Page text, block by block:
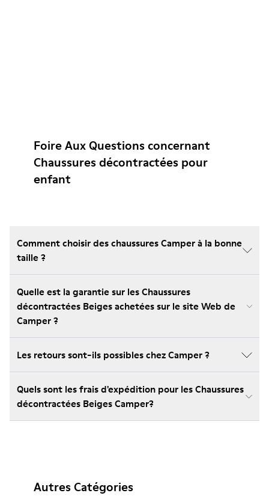
Foire Aux Questions concernant
Chaussures décontractées pour
enfant
Comment choisir des chaussures Camper à la bonne
taille ?
Quelle est la garantie sur les Chaussures
décontractées Beiges achetées sur le site Web de
Camper ?
Les retours sont-ils possibles chez Camper ?
Quels sont les frais d'expédition pour les Chaussures
décontractées Beiges Camper?
Autres Catégories